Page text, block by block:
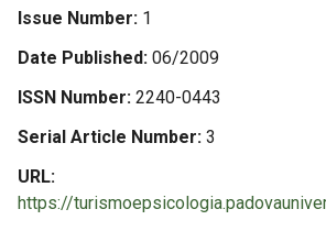
Issue Number 1
Date Published 06/2009
ISSN Number 2240-0443
Serial Article Number 3
URL
https://